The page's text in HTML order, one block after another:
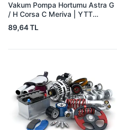
Vakum Pompa Hortumu Astra G
/ H Corsa C Meriva | YTT
Y11641 | OEM 5545506
89,64 TL